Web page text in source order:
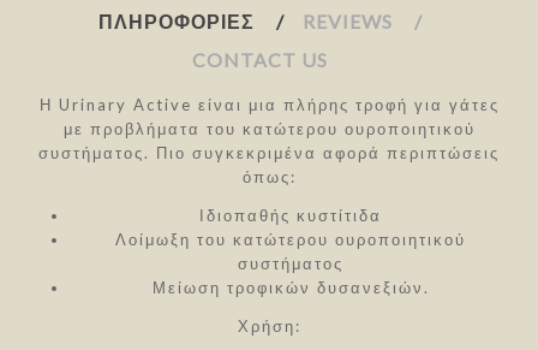
ΠΛΗΡΟΦΟΡΊΕΣ
REVIEWS
CONTACT US
Η Urinary Active είναι μια πλήρης τροφή για γάτες
με προβλήματα του κατώτερου ουροποιητικού
συστήματος. Πιο συγκεκριμένα αφορά περιπτώσεις
όπως:
Ιδιοπαθής κυστίτιδα
Λοίμωξη του κατώτερου ουροποιητικού
συστήματος
Μείωση τροφικών δυσανεξιών.
Χρήση: